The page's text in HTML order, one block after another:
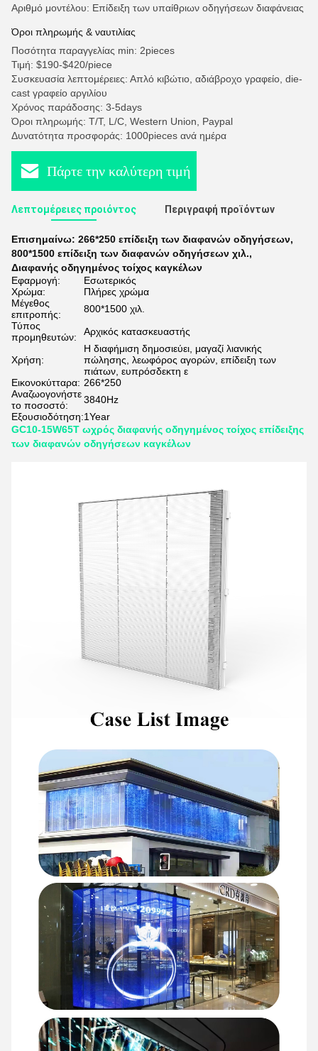
Αριθμό μοντέλου: Επίδειξη των υπαίθριων οδηγήσεων διαφάνειας
Όροι πληρωμής & ναυτιλίας
Ποσότητα παραγγελίας min: 2pieces
Τιμή: $190-$420/piece
Συσκευασία λεπτομέρειες: Απλό κιβώτιο, αδιάβροχο γραφείο, die-
cast γραφείο αργιλίου
Χρόνος παράδοσης: 3-5days
Όροι πληρωμής: T/T, L/C, Western Union, Paypal
Δυνατότητα προσφοράς: 1000pieces ανά ημέρα
Πάρτε την καλύτερη τιμή
Λεπτομέρειες προιόντος Περιγραφή προϊόντων
Επισημαίνω: 266*250 επίδειξη των διαφανών οδηγήσεων,
800*1500 επίδειξη των διαφανών οδηγήσεων χιλ.,
Διαφανής οδηγημένος τοίχος καγκέλων
Εφαρμογή:
Εσωτερικός
Χρώμα:
Πλήρες χρώμα
Μέγεθος
επιτροπής:
800*1500 χιλ.
Τύπος
προμηθευτών:
Αρχικός κατασκευαστής
Χρήση:
Η διαφήμιση δημοσιεύει, μαγαζί λιανικής
πώλησης, λεωφόρος αγορών, επίδειξη των
πιάτων, ευπρόσδεκτη ε
Εικονοκύτταρα: 266*250
Αναζωογονήστε
το ποσοστό:
3840Hz
Εξουσιοδότηση:1Year
GC10-15W65T ωχρός διαφανής οδηγημένος τοίχος επίδειξης
των διαφανών οδηγήσεων καγκέλων